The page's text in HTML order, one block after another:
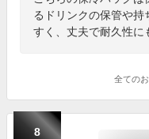
るドリンクの保管や
すく、丈夫で耐久性に
全ての
8